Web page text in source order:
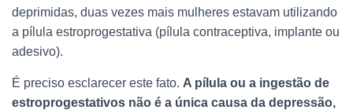
deprimidas, duas vezes mais mulheres estavam utilizando
a pílula estroprogestativa (pílula contraceptiva, implante ou
adesivo).
É preciso esclarecer este fato. A pílula ou a ingestão de
estroprogestativos não é a única causa da depressão,